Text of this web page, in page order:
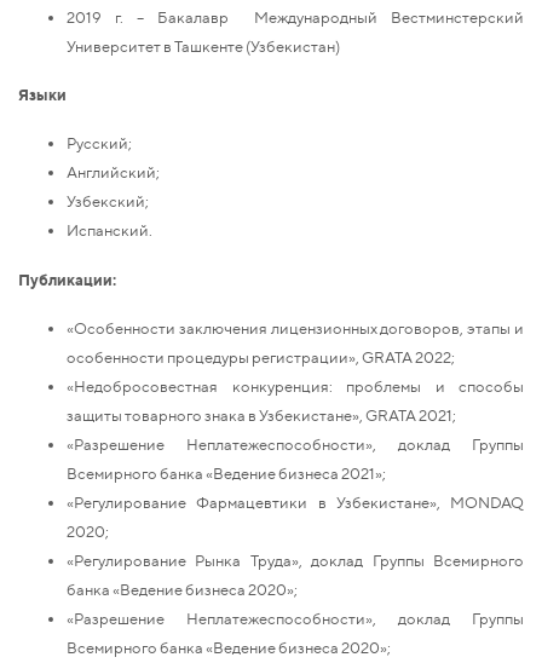
2019 г. – Бакалавр Международный Вестминстерский
Университет в Ташкенте (Узбекистан)
Языки
Русский;
Английский;
Узбекский;
Испанский.
Публикации:
«Особенности заключения лицензионных договоров, этапы и
особенности процедуры регистрации», GRATA 2022;
«Недобросовестная конкуренция: проблемы и способы
защиты товарного знака в Узбекистане», GRATA 2021;
«Разрешение Неплатежеспособности», доклад Группы
Всемирного банка «Ведение бизнеса 2021»;
«Регулирование Фармацевтики в Узбекистане», MONDAQ
2020;
«Регулирование Рынка Труда», доклад Группы Всемирного
банка «Ведение бизнеса 2020»;
«Разрешение Неплатежеспособности», доклад Группы
Всемирного банка «Ведение бизнеса 2020»;